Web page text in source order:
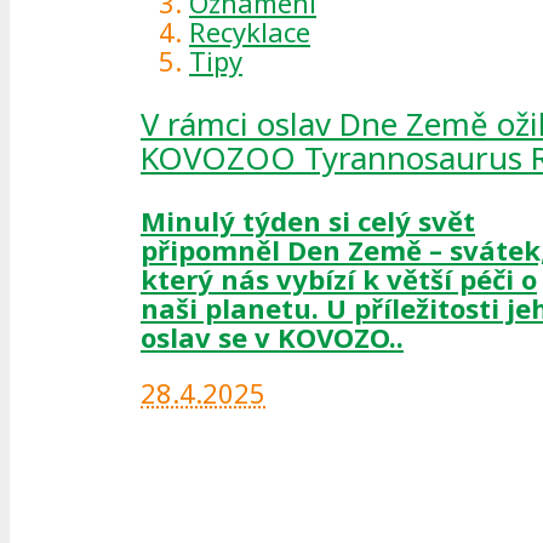
Recyklace
Tipy
V rámci oslav Dne Země
KOVOZOO Tyrannosaurus
Minulý týden si celý svět
připomněl Den Země –
který nás vybízí k větší péči o
naši planetu. U příležitosti
oslav se v KOVOZO..
28.4.2025